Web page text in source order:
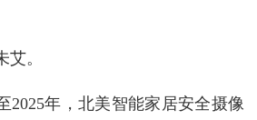
。
2025年，北美智能家居安全摄像